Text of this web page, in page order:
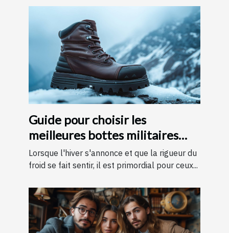
Guide pour choisir les
meilleures bottes militaires
pour l'hiver
Lorsque l'hiver s'annonce et que la rigueur du
froid se fait sentir, il est primordial pour ceux...